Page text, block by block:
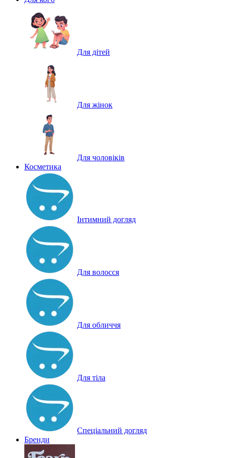
Для дітей
Для жінок
Для чоловіків
Косметика
Інтимний догляд
Для волосся
Для обличчя
Для тіла
Спеціальний догляд
Бренди